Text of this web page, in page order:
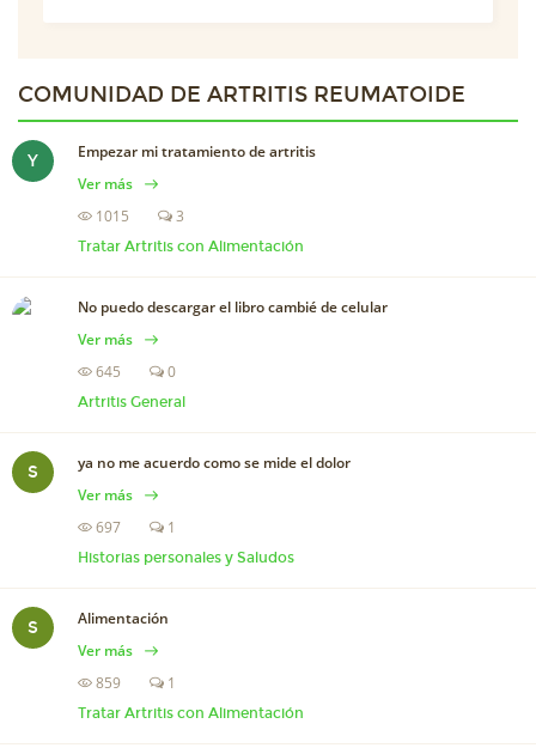
COMUNIDAD DE ARTRITIS REUMATOIDE
Y
Empezar mi tratamiento de artritis
Ver más
1015
3
Tratar Artritis con Alimentación
No puedo descargar el libro cambié de celular
Ver más
645
0
Artritis General
S
ya no me acuerdo como se mide el dolor
Ver más
697
1
Historias personales y Saludos
S
Alimentación
Ver más
859
1
Tratar Artritis con Alimentación